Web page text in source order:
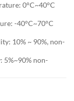
0°C~40°C
-40°C~70°C
10% ~ 90%, non-
5%~90% non-